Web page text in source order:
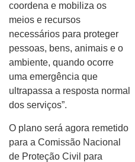
coordena e mobiliza os
meios e recursos
necessários para proteger
pessoas, bens, animais e o
ambiente, quando ocorre
uma emergência que
ultrapassa a resposta normal
dos serviços”.
O plano será agora remetido
para a Comissão Nacional
de Proteção Civil para